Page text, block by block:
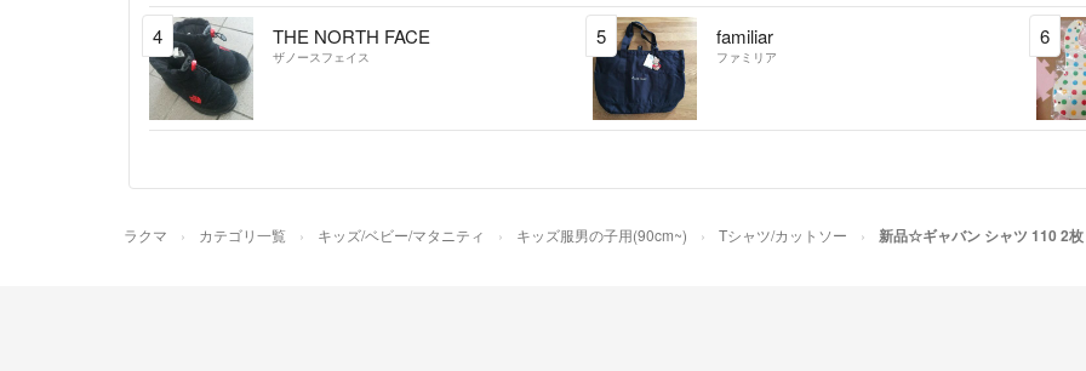
★他のサイトにも
突然削除する場
ご了承ください。
★素人の梱包で簡
4 THE NORTH FACE
ザノースフェイス
5 familiar
ファミリア
6
ラクマ カテゴリ一覧 キッズ/ベビー/マタニティ キッズ服男の子用(90cm~) Tシャツ/カットソー 新品☆ギャバン シャツ 110 2